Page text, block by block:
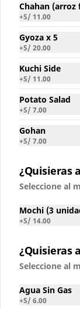
Inca Kola
S/ 6.00
Conócenos
Local
Términos y
Política de
Chahan (arroz
+S/ 11.00
Gyoza x 5
+S/ 20.00
Kuchi Side
+S/ 11.00
Potato Salad
+S/ 7.00
Gohan
+S/ 7.00
¿Quisieras
Seleccione al
Mochi (3
+S/ 14.00
¿Quisieras
Seleccione al
Agua Sin Gas
+S/ 6.00